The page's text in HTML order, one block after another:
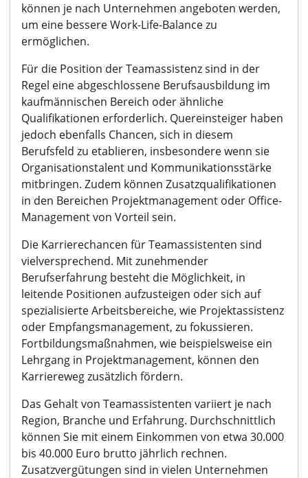
können je nach Unternehmen angeboten werden,
um eine bessere Work-Life-Balance zu
ermöglichen.
Für die Position der Teamassistenz sind in der
Regel eine abgeschlossene Berufsausbildung im
kaufmännischen Bereich oder ähnliche
Qualifikationen erforderlich. Quereinsteiger haben
jedoch ebenfalls Chancen, sich in diesem
Berufsfeld zu etablieren, insbesondere wenn sie
Organisationstalent und Kommunikationsstärke
mitbringen. Zudem können Zusatzqualifikationen
in den Bereichen Projektmanagement oder Office-
Management von Vorteil sein.
Die Karrierechancen für Teamassistenten sind
vielversprechend. Mit zunehmender
Berufserfahrung besteht die Möglichkeit, in
leitende Positionen aufzusteigen oder sich auf
spezialisierte Arbeitsbereiche, wie Projektassistenz
oder Empfangsmanagement, zu fokussieren.
Fortbildungsmaßnahmen, wie beispielsweise ein
Lehrgang in Projektmanagement, können den
Karriereweg zusätzlich fördern.
Das Gehalt von Teamassistenten variiert je nach
Region, Branche und Erfahrung. Durchschnittlich
können Sie mit einem Einkommen von etwa 30.000
bis 40.000 Euro brutto jährlich rechnen.
Zusatzvergütungen sind in vielen Unternehmen